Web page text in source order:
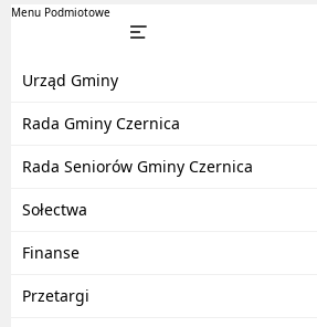
Menu Podmiotowe
Urząd Gminy
Rada Gminy Czernica
Rada Seniorów Gminy Czernica
Sołectwa
Finanse
Przetargi